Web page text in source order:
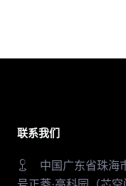
联系我们
中国广东省珠海